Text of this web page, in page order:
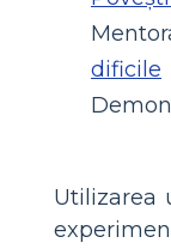
dificile
Utilizarea